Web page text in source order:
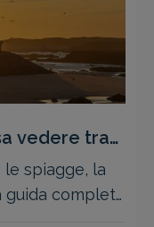
vedere tra
le spiagge, la
guida completa